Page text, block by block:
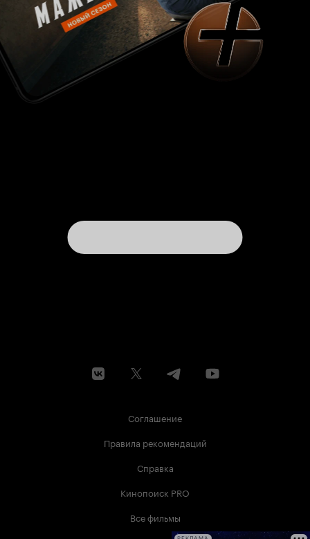
одной из лучших, Пичи просто не может быть
лишена критического мышления, а именно оно
должно быть защитой от любого рода
сумасшествия. Выходит, что с ним у героини не
все в порядке, и это, как минимум, странно.
Так или иначе, но перед героиней теперь не
просто незакрытое дело, а ее личный вызов, и
это важнее, чем голоса в ее голове, важнее
составляющая становится очевидной, но ее
наличие в сериале не кажется по-настоящему
необходимым. Появление чего-то нереального
и сверхъестественного обесценивает все
как в аксиому, что не кажется правильным для
любого расследования. Кроме того, мы
конце концов, и тогда встает вопрос, что же
Незагаданная загадка скучна, а вплоть до
Как уже упоминалось выше, место действия
не просто место – это место, где не существует
Пичи творит удивительные, безрассудные,
непозволительные вещи, но ей почему-то
Соглашение
Правила рекомендаций
Справка
Кинопоиск PRO
Все фильмы